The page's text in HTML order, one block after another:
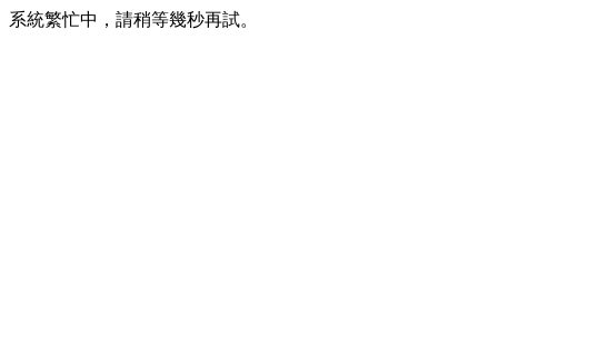
系統繁忙中，請稍等幾秒再試。